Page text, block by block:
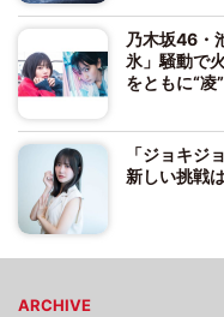
乃木坂46・
氷」騒動で
をともに“凌
「ジョキジ
新しい挑戦
ARCHIVE